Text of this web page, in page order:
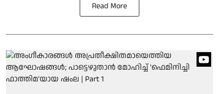
Read More